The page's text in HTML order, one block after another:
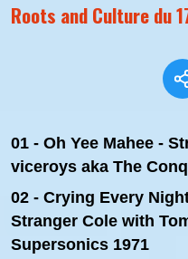
Roots and Culture du
01 - Oh Yee Mahee -
viceroys aka The
02 - Crying Every
Stranger Cole with
Supersonics 1971